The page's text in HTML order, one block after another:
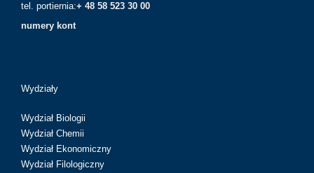
tel. portiernia:+ 48 58 523 30 00
numery kont
Wydziały
Wydział Biologii
Wydział Chemii
Wydział Ekonomiczny
Wydział Filologiczny